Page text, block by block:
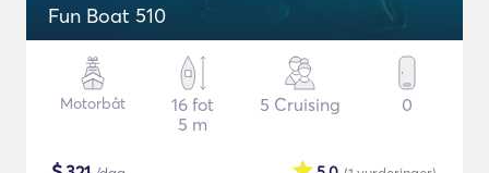
Fun Boat 510
Motorbåt
16 fot
5 m
5 Cruising 0